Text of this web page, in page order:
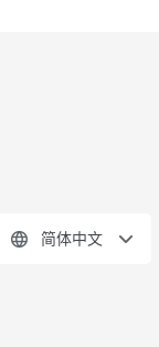
简体中文